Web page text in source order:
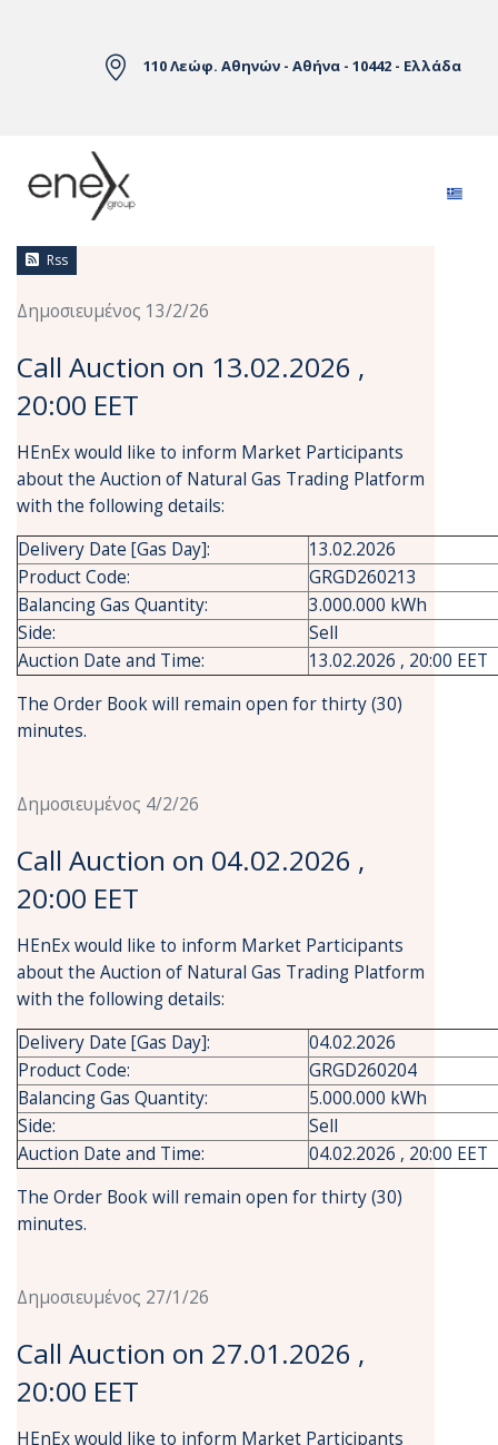
110 Λεώφ. Αθηνών - Αθήνα - 10442 - Ελλάδα
Ειδήσεις
Rss
Δημοσιευμένος 13/2/26
Call Auction on 13.02.2026 ,
20:00 EET
HEnEx would like to inform Market Participants
about the Auction of Natural Gas Trading Platform
with the following details:
Delivery Date [Gas Day]:
13.02.2026
Product Code:
GRGD260213
Balancing Gas Quantity:
3.000.000 kWh
Side:
Sell
Auction Date and Time:
13.02.2026 , 20:00 EET
The Order Book will remain open for thirty (30)
minutes.
Δημοσιευμένος 4/2/26
Call Auction on 04.02.2026 ,
20:00 EET
HEnEx would like to inform Market Participants
about the Auction of Natural Gas Trading Platform
with the following details:
Delivery Date [Gas Day]:
04.02.2026
Product Code:
GRGD260204
Balancing Gas Quantity:
5.000.000 kWh
Side:
Sell
Auction Date and Time:
04.02.2026 , 20:00 EET
The Order Book will remain open for thirty (30)
minutes.
Δημοσιευμένος 27/1/26
Call Auction on 27.01.2026 ,
20:00 EET
HEnEx would like to inform Market Participants